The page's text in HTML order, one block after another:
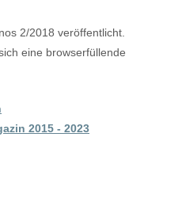
2/2018 veröffentlicht.
eine browserfüllende
2015 - 2023